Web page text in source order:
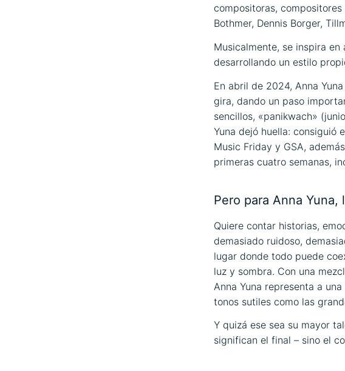
compositoras,
Bothmer, Dennis Borger,
Musicalmente, se inspira
desarrollando un estilo
En abril de 2024, Anna
gira, dando un paso
sencillos, «panikwach»
Yuna dejó huella: consiguió
Music Friday y GSA,
primeras cuatro semanas,
Pero para Anna
Quiere contar historias,
demasiado ruidoso,
lugar donde todo puede
luz y sombra. Con una
Anna Yuna representa a
tonos sutiles como las
Y quizá ese sea su mayor
significan el final – sino el